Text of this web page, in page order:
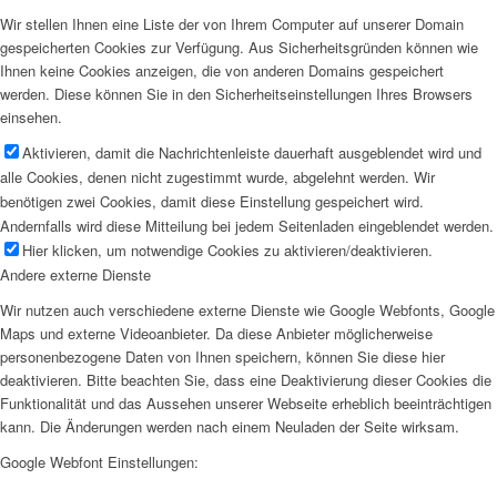
Wir stellen Ihnen eine Liste der von Ihrem Computer auf unserer Domain
gespeicherten Cookies zur Verfügung. Aus Sicherheitsgründen können wie
Ihnen keine Cookies anzeigen, die von anderen Domains gespeichert
werden. Diese können Sie in den Sicherheitseinstellungen Ihres Browsers
einsehen.
Aktivieren, damit die Nachrichtenleiste dauerhaft ausgeblendet wird und
alle Cookies, denen nicht zugestimmt wurde, abgelehnt werden. Wir
benötigen zwei Cookies, damit diese Einstellung gespeichert wird.
Andernfalls wird diese Mitteilung bei jedem Seitenladen eingeblendet werden.
Hier klicken, um notwendige Cookies zu aktivieren/deaktivieren.
Andere externe Dienste
Wir nutzen auch verschiedene externe Dienste wie Google Webfonts, Google
Maps und externe Videoanbieter. Da diese Anbieter möglicherweise
personenbezogene Daten von Ihnen speichern, können Sie diese hier
deaktivieren. Bitte beachten Sie, dass eine Deaktivierung dieser Cookies die
Funktionalität und das Aussehen unserer Webseite erheblich beeinträchtigen
kann. Die Änderungen werden nach einem Neuladen der Seite wirksam.
Google Webfont Einstellungen: